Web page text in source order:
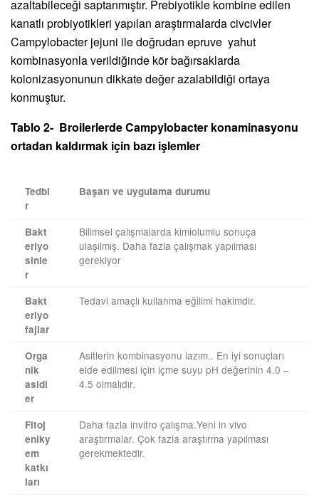
azaltabileceği saptanmıştır. Prebiyotikle kombine edilen
kanatlı probiyotikleri yapılan araştırmalarda civcivler
Campylobacter jejuni ile doğrudan epruve yahut
kombinasyonla verildiğinde kör bağırsaklarda
kolonizasyonunun dikkate değer azalabildiği ortaya
konmuştur.
Tablo 2- Broilerlerde Campylobacter konaminasyonu
ortadan kaldırmak için bazı işlemler
Tedbi
r
Başarı ve uygulama durumu
Bakt
eriyo
sinle
r
Bilimsel çalışmalarda kimiolumlu sonuça
ulaşılmış. Daha fazla çalışmak yapılması
gerekiyor
Bakt
eriyo
fajlar
Tedavi amaçlı kullanma eğilimi hakimdir.
Orga
nik
asidl
er
Asitlerin kombinasyonu lazım.. En iyi sonuçları
elde edilmesi için içme suyu pH değerinin 4.0 –
4.5 olmalıdır.
Fitoj
eniky
em
katkı
ları
Daha fazla invitro çalışma.Yeni in vivo
araştırmalar. Çok fazla araştırma yapılması
gerekmektedir.